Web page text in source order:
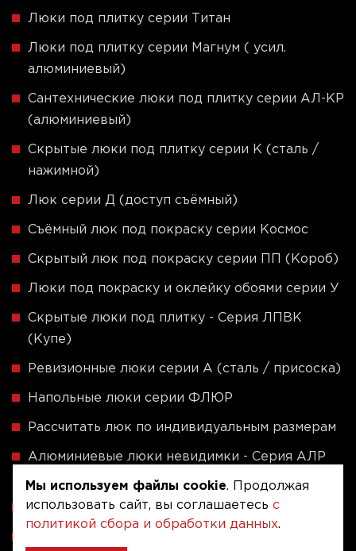
Люки под плитку серии Титан
Люки под плитку серии Магнум ( усил.
алюминиевый)
Сантехнические люки под плитку серии АЛ-КР
(алюминиевый)
Скрытые люки под плитку серии K (сталь /
нажимной)
Люк серии Д (доступ съёмный)
Съёмный люк под покраску серии Космос
Скрытый люк под покраску серии ПП (Короб)
Люки под покраску и оклейку обоями серии У
Скрытые люки под плитку - Серия ЛПВК
(Купе)
Ревизионные люки серии A (сталь / присоска)
Напольные люки серии ФЛЮР
Рассчитать люк по индивидуальным размерам
Алюминиевые люки невидимки - Серия АЛР
(присоска)
Ревизионные люки на заказ под размер
Мы используем файлы cookie. Продолжая
использовать сайт, вы соглашаетесь с
политикой сбора и обработки данных.